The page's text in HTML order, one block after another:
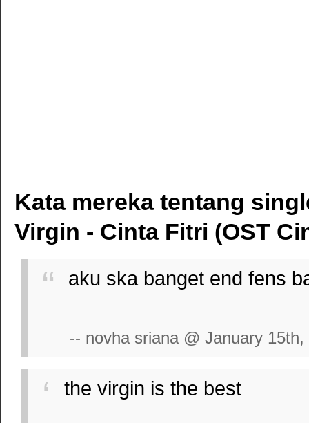
Kata mereka tentang
Virgin - Cinta Fitri (OST
aku ska banget end fens
-- novha sriana @ January 15th,
the virgin is the best